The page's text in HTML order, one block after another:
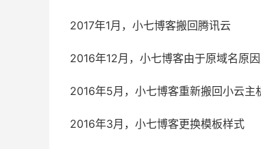
2017年1月，小七博客搬回腾讯云
2016年12月，小七博客由于原域名原
2016年5月，小七博客重新搬回小云主
2016年3月，小七博客更换模板样式